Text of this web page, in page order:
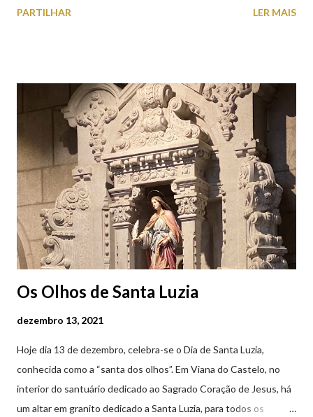
cobres entre muitos outros. Horário de funcionamento | Verão
(2019.10.25) Feira Semanal em Viana do Castelo (2019.10.25)
Feira Semanal em Viana do Castelo (2019.10.25) Feira Semanal
em Viana do Castelo (2019.10.25) Feira Semanal em Viana do
Castelo (2019.10.25) Feira Semanal em Viana do Castelo
(2019.10.25)
PARTILHAR LER MAIS
Os Olhos de Santa Luzia
dezembro 13, 2021
Hoje dia 13 de dezembro, celebra-se o Dia de Santa Luzia,
conhecida como a “santa dos olhos”. Em Viana do Castelo, no
interior do santuário dedicado ao Sagrado Coração de Jesus, há
um altar em granito dedicado a Santa Luzia, para todos os